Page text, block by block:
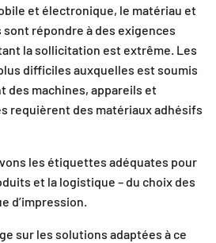
et électronique, le matériau et
répondre à des exigences
la sollicitation est extrême. Les
difficiles auxquelles est soumis
des machines, appareils et
requièrent des matériaux adhésifs
les étiquettes adéquates pour
et la logistique – du choix des
d’impression.
sur les solutions adaptées à ce